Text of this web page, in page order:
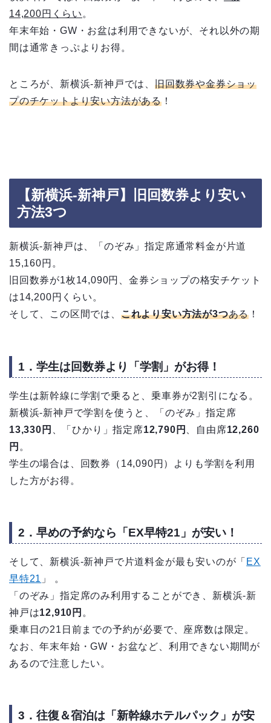
14,200円くらい 。
年末年始・GW・お盆は利用できないが、それ以外の期
間は通常きっぷよりお得。
ところが、新横浜-新神戸では、 旧回数券や金券ショッ
プのチケットより安い方法がある ！
【新横浜-新神戸】旧回数券より安い
方法3つ
新横浜-新神戸は、「のぞみ」指定席通常料金が片道
15,160円。
旧回数券が1枚14,090円、金券ショップの格安チケット
は14,200円くらい。
そして、この区間では、 これより安い方法が3つある ！
1．学生は回数券より「学割」がお得！
学生は新幹線に学割で乗ると、乗車券が2割引になる。
新横浜-新神戸で学割を使うと、「のぞみ」指定席
13,330円
、「ひかり」指定席12,790円 、自由席12,260
円 。
学生の場合は、回数券（14,090円）よりも学割を利用
した方がお得。
2．早めの予約なら「EX早特21」が安い！
そして、新横浜-新神戸で片道料金が最も安いのが「 EX
早特21 」 。
「のぞみ」指定席のみ利用することができ、新横浜-新
神戸は12,910円 。
乗車日の21日前までの予約が必要で、座席数は限定。
なお、年末年始・GW・お盆など、利用できない期間が
あるので注意したい。
3．往復＆宿泊は「新幹線ホテルパック」が安